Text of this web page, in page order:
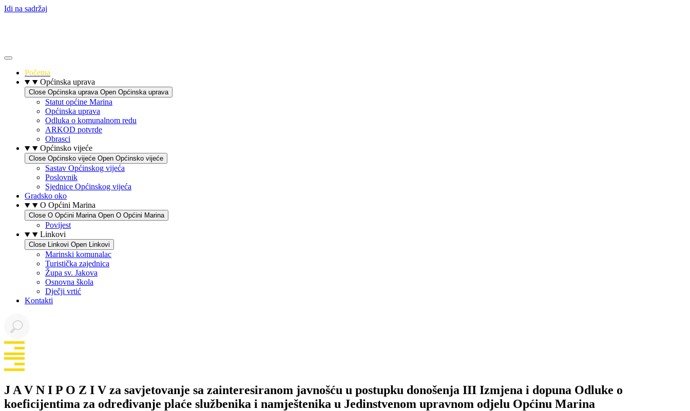
Idi na sadržaj
Početna
Općinska uprava
Close Općinska uprava Open Općinska uprava
Statut općine Marina
Općinska uprava
Odluka o komunalnom redu
ARKOD potvrde
Obrasci
Općinsko vijeće
Close Općinsko vijeće Open Općinsko vijeće
Sastav Općinskog vijeća
Poslovnik
Sjednice Općinskog vijeća
Gradsko oko
O Općini Marina
Close O Općini Marina Open O Općini Marina
Povijest
Linkovi
Close Linkovi Open Linkovi
Marinski komunalac
Turistička zajednica
Župa sv. Jakova
Osnovna škola
Dječji vrtić
Kontakti
J A V N I P O Z I V za savjetovanje sa zainteresiranom javnošću u postupku donošenja III Izmjena i dopuna Odluke o
koeficijentima za određivanje plaće službenika i namještenika u Jedinstvenom upravnom odjelu Općinu Marina